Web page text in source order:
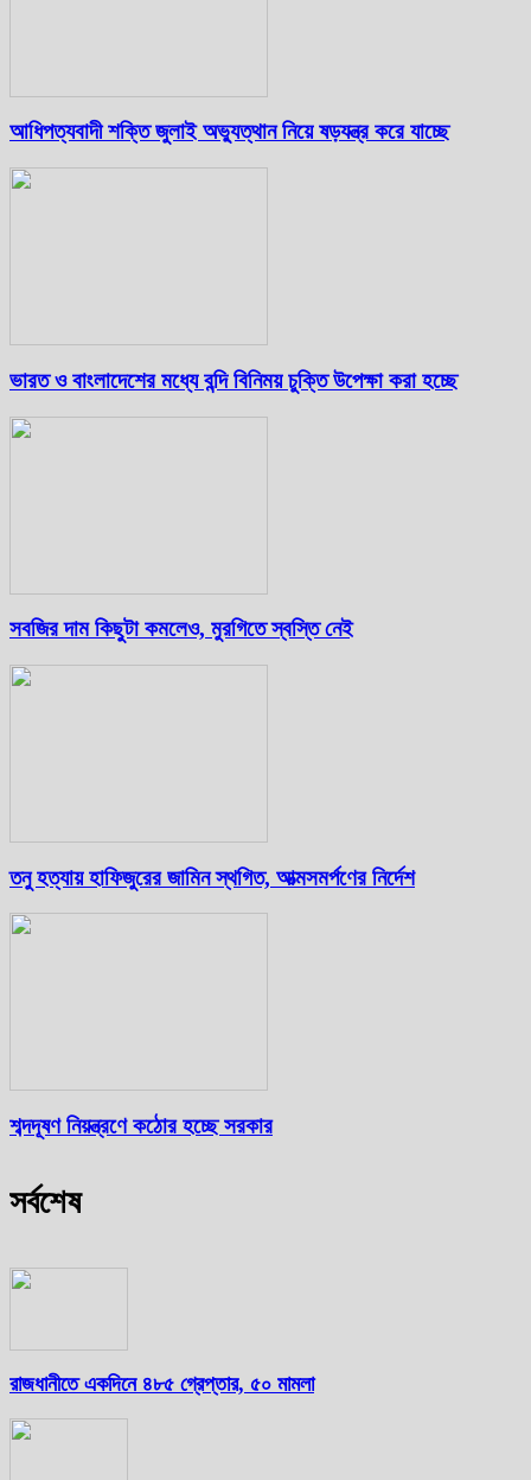
আধিপত্যবাদী শক্তি জুলাই অভ্যুত্থান নিয়ে ষড়যন্ত্র করে যাচ্ছে
ভারত ও বাংলাদেশের মধ্যে বন্দি বিনিময় চুক্তি উপেক্ষা করা হচ্ছে
সবজির দাম কিছুটা কমলেও, মুরগিতে স্বস্তি নেই
তনু হত্যায় হাফিজুরের জামিন স্থগিত, আত্মসমর্পণের নির্দেশ
শব্দদূষণ নিয়ন্ত্রণে কঠোর হচ্ছে সরকার
সর্বশেষ
রাজধানীতে একদিনে ৪৮৫ গ্রেপ্তার, ৫০ মামলা